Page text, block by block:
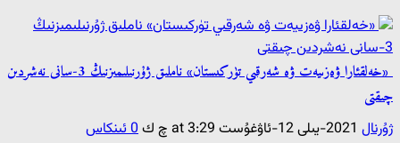
«خەلقئارا ۋەزىيەت ۋە شەرقىي تۈركىستان» ناملىق ژۇرنىلىمىزنىڭ 3-سانى نەشردىن
چىقتى
ژۇرنال 2021-يىلى 12-ئاۋغۇست at 3:29 چ ك 0 ئىنكاس